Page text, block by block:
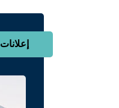
إعلانات